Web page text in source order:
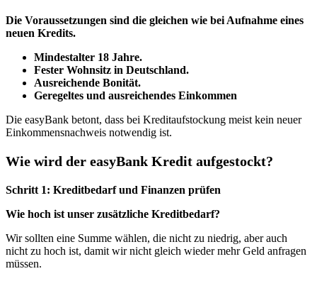
Die Voraussetzungen sind die gleichen wie bei Aufnahme eines
neuen Kredits.
Mindestalter 18 Jahre.
Fester Wohnsitz in Deutschland.
Ausreichende Bonität.
Geregeltes und ausreichendes Einkommen
Die easyBank betont, dass bei Kreditaufstockung meist kein neuer
Einkommensnachweis notwendig ist.
Wie wird der easyBank Kredit aufgestockt?
Schritt 1: Kreditbedarf und Finanzen prüfen
Wie hoch ist unser zusätzliche Kreditbedarf?
Wir sollten eine Summe wählen, die nicht zu niedrig, aber auch
nicht zu hoch ist, damit wir nicht gleich wieder mehr Geld anfragen
müssen.